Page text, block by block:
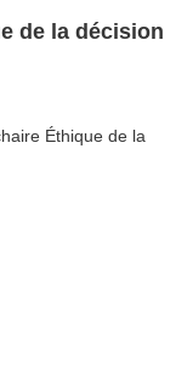
de la décision